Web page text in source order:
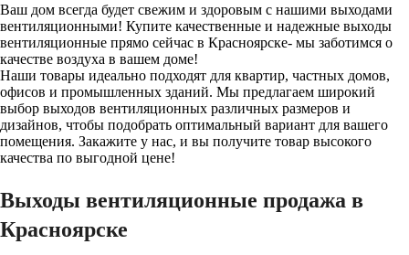
Ваш дом всегда будет свежим и здоровым с нашими выходами
вентиляционными! Купите качественные и надежные выходы
вентиляционные прямо сейчас в Красноярске- мы заботимся о
качестве воздуха в вашем доме!
Наши товары идеально подходят для квартир, частных домов,
офисов и промышленных зданий. Мы предлагаем широкий
выбор выходов вентиляционных различных размеров и
дизайнов, чтобы подобрать оптимальный вариант для вашего
помещения. Закажите у нас, и вы получите товар высокого
качества по выгодной цене!
Выходы вентиляционные продажа в
Красноярске